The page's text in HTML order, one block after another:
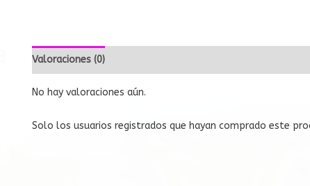
Valoraciones (0)
No hay valoraciones aún.
Solo los usuarios registrados que hayan comprado este